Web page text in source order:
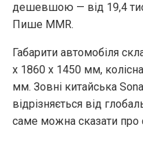
дешевшою — від 19,4
Пише MMR.
Габарити автомобіля
х 1860 х 1450 мм,
мм. Зовні китайська
відрізняється від
саме можна сказати про